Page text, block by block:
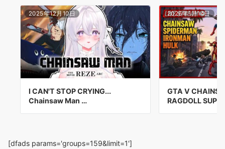
2025年12月10日
I CAN'T STOP CRYING...
Chainsaw Man …
2026年1月14日
GTA V
RAGDOLL
[dfads params='groups=159&limit=1']